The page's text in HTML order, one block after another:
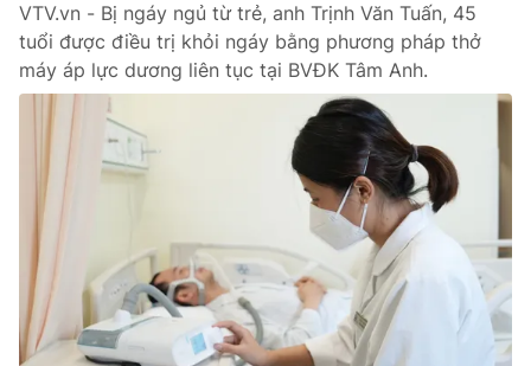
VTV.vn - Bị ngáy ngủ từ trẻ, anh Trịnh Văn Tuấn, 45
tuổi được điều trị khỏi ngáy bằng phương pháp thở
máy áp lực dương liên tục tại BVĐK Tâm Anh.